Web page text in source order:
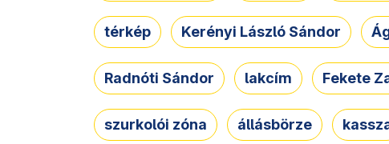
térkép Kerényi László Sándor
Radnóti Sándor lakcím Fekete
szurkolói zóna állásbörze